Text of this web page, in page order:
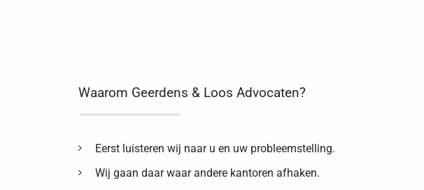
Waarom Geerdens & Loos Advocaten?
Eerst luisteren wij naar u en uw probleemstelling.
Wij gaan daar waar andere kantoren afhaken.